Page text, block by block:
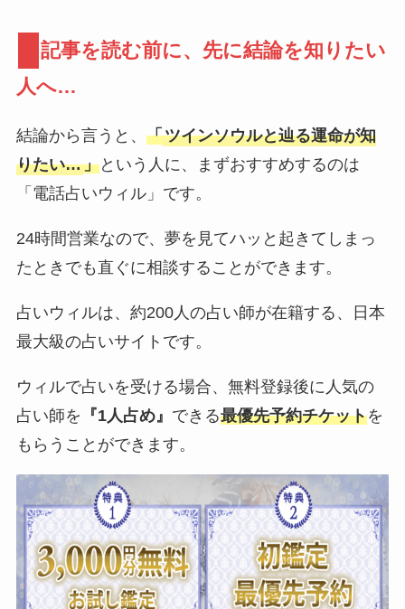
記事を読む前に、先に結論を知りたい
人へ…
結論から言うと、 「ツインソウルと辿る運命が知
りたい…」という人に、まずおすすめするのは
「電話占いウィル」です。
24時間営業なので、夢を見てハッと起きてしまっ
たときでも直ぐに相談することができます。
占いウィルは、約200人の占い師が在籍する、日本
最大級の占いサイトです。
ウィルで占いを受ける場合、無料登録後に人気の
占い師を 『1人占め』 できる最優先予約チケットを
もらうことができます。